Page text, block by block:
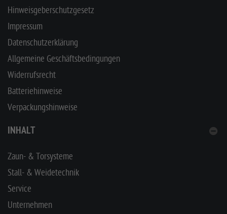
Hinweisgeberschutzgesetz
Impressum
Datenschutzerklärung
Allgemeine Geschäftsbedingungen
Widerrufsrecht
Batteriehinweise
Verpackungshinweise
INHALT
Zaun- & Torsysteme
Stall- & Weidetechnik
Service
Unternehmen